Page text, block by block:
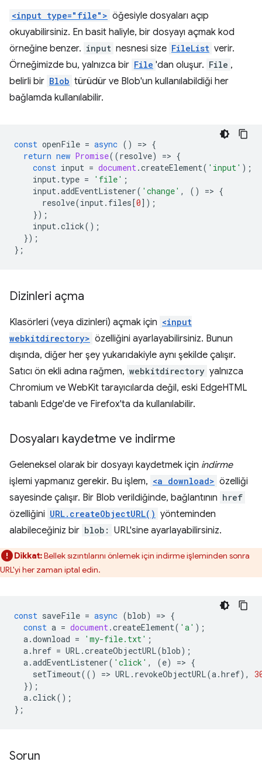
<input type="file"> öğesiyle dosyaları açıp
okuyabilirsiniz. En basit haliyle, bir dosyayı açmak kod
örneğine benzer. input nesnesi size FileList verir.
Örneğimizde bu, yalnızca bir File 'dan oluşur. File ,
belirli bir Blob türüdür ve Blob'un kullanılabildiği her
bağlamda kullanılabilir.
const openFile = async () => {
return new Promise((resolve) => {
const input = document.createElement( 'input' );
input. type = 'file' ;
input.addEventListener( 'change' , () => {
resolve(input. files[0]);
});
input.click();
});
};
Dizinleri açma
Klasörleri (veya dizinleri) açmak için <input
webkitdirectory> özelliğini ayarlayabilirsiniz. Bunun
dışında, diğer her şey yukarıdakiyle aynı şekilde çalışır.
Satıcı ön ekli adına rağmen, webkitdirectory yalnızca
Chromium ve WebKit tarayıcılarda değil, eski EdgeHTML
tabanlı Edge'de ve Firefox'ta da kullanılabilir.
Dosyaları kaydetme ve indirme
Geleneksel olarak bir dosyayı kaydetmek için indirme
işlemi yapmanız gerekir. Bu işlem, <a download> özelliği
sayesinde çalışır. Bir Blob verildiğinde, bağlantının href
özelliğini URL.createObjectURL() yönteminden
alabileceğiniz bir blob: URL'sine ayarlayabilirsiniz.
Dikkat:Bellek sızıntılarını önlemek için indirme işleminden sonra
URL'yi her zaman iptal edin.
const saveFile = async (blob) => {
const a = document.createElement( 'a' );
a.download = 'my-file.txt' ;
a.href = URL .createObjectURL(blob);
a.addEventListener( 'click' , (e) => {
setTimeout(() => URL . revokeObjectURL(a.href),
});
a.click();
};
Sorun